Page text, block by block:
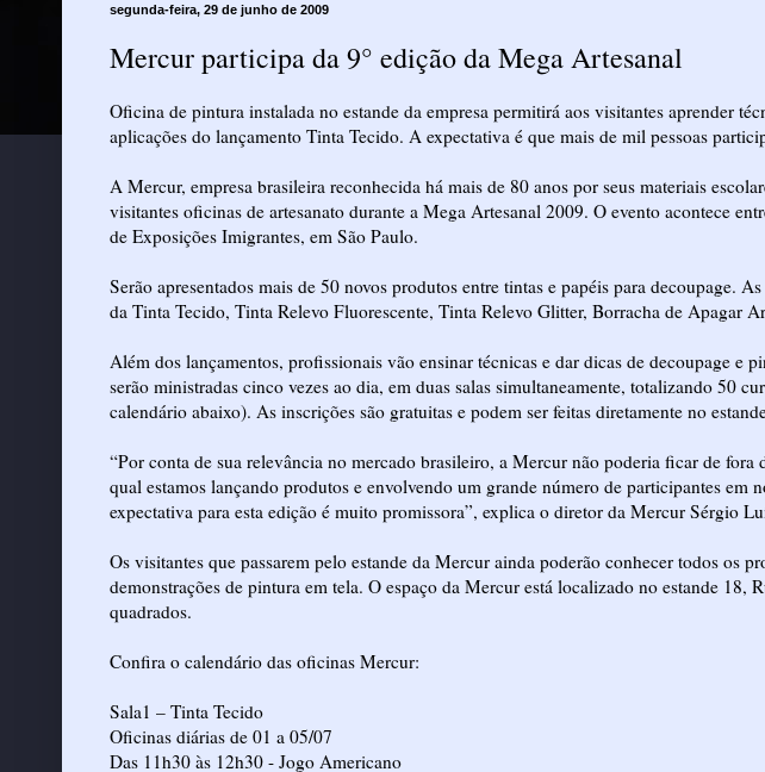
segunda-feira, 29 de junho de 2009
Mercur participa da 9° edição da Mega Artesanal
Oficina de pintura instalada no estande da empresa permitirá aos visitantes aprender
aplicações do lançamento Tinta Tecido. A expectativa é que mais de mil pessoas
A Mercur, empresa brasileira reconhecida há mais de 80 anos por seus materiais
visitantes oficinas de artesanato durante a Mega Artesanal 2009. O evento acontece
de Exposições Imigrantes, em São Paulo.
Serão apresentados mais de 50 novos produtos entre tintas e papéis para decoupage.
da Tinta Tecido, Tinta Relevo Fluorescente, Tinta Relevo Glitter, Borracha de Apagar
Além dos lançamentos, profissionais vão ensinar técnicas e dar dicas de decoupage e
serão ministradas cinco vezes ao dia, em duas salas simultaneamente, totalizando 50
calendário abaixo). As inscrições são gratuitas e podem ser feitas diretamente no
“Por conta de sua relevância no mercado brasileiro, a Mercur não poderia ficar de fora
qual estamos lançando produtos e envolvendo um grande número de participantes em
expectativa para esta edição é muito promissora”, explica o diretor da Mercur Sérgio
Os visitantes que passarem pelo estande da Mercur ainda poderão conhecer todos os
demonstrações de pintura em tela. O espaço da Mercur está localizado no estande 18,
quadrados.
Confira o calendário das oficinas Mercur:
Sala1 – Tinta Tecido
Oficinas diárias de 01 a 05/07
Das 11h30 às 12h30 - Jogo Americano